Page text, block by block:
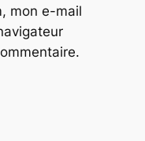
mon e-mail